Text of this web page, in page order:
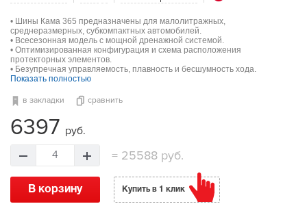
• Шины Кама 365 предназначены для малолитражных,
среднеразмерных, субкомпактных автомобилей.
• Всесезонная модель с мощной дренажной системой.
• Оптимизированная конфигурация и схема расположения
протекторных элементов.
• Безупречная управляемость, плавность и бесшумность хода.
Показать полностью
в закладки сравнить
6397 руб.
4 = 25588 руб.
В корзину Купить в 1 клик